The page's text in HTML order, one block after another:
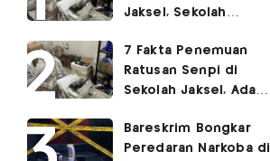
Jaksel, Sekolah
Kegiatan Eskul
Menembak
7 Fakta Penemuan
Ratusan Senpi di
Sekolah Jaksel, Ada
Ruang Bunker
Bareskrim Bongkar
Peredaran Narkoba di